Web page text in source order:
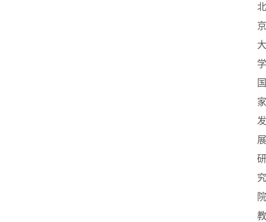
北
京
大
学
国
家
发
展
研
究
院
教